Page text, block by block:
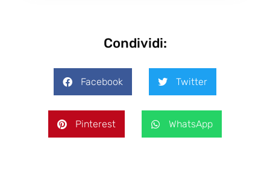
Condividi:
Facebook Twitter
Pinterest WhatsApp